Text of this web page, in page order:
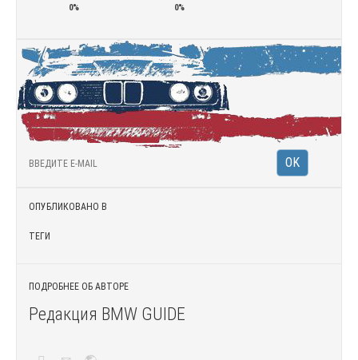
0%
0%
ОПУБЛИКОВАНО В
ТЕГИ
ПОДРОБНЕЕ ОБ АВТОРЕ
Редакция BMW GUIDE